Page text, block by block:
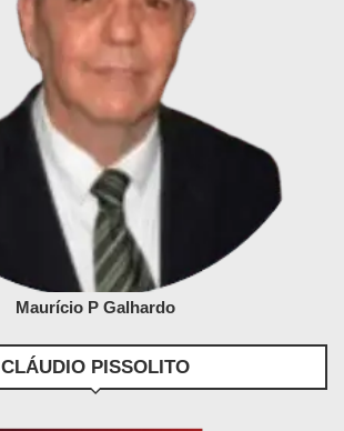
Maurício P Galhardo
CLÁUDIO PISSOLITO